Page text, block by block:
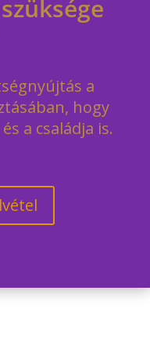
a
hogy
a családja is.